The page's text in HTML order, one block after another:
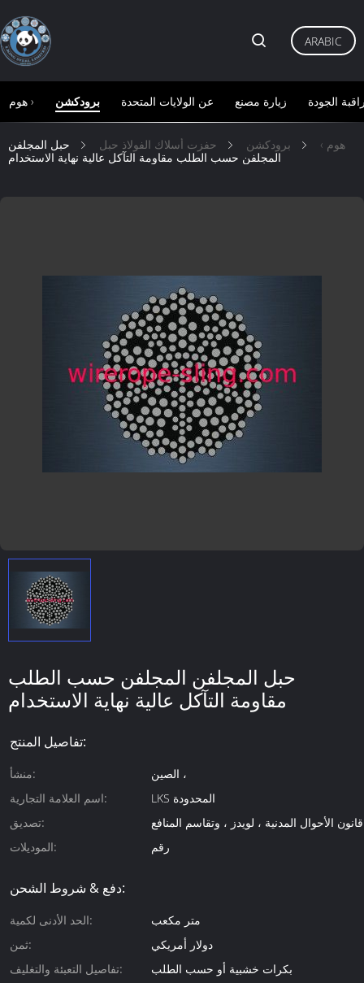
هوم › برودكشن عن الولايات المتحدة زيارة مصنع الجودة
ARABIC
هوم › برودكشن حفزت أسلاك الفولاذ حبل
حبل المجلفن
المجلفن حسب الطلب مقاومة التآكل عالية نهاية الاستخدام
حبل المجلفن المجلفن حسب الطلب
مقاومة التآكل عالية نهاية الاستخدام
تفاصيل المنتج:
منشأ:
الصين ،
اسم العلامة التجارية:
LKS المحدودة
تصديق:
الموديلات:
رقم
دفع & شروط الشحن:
الحد الأدنى لكمية:
متر مكعب
ثمن:
دولار أمريكي
تفاصيل التعبئة والتغليف:
بكرات خشبية أو حسب الطلب